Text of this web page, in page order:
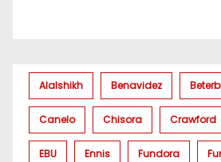
Alalshikh Benavidez
Canelo Chisora Crawford
EBU Ennis Fundora